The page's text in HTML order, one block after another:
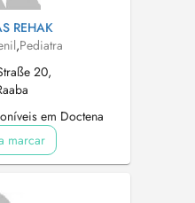
REHAK
,Pediatra
20,
em Doctena
marcar